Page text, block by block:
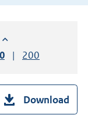
op:
aflopend
pagina
per pagina
resultaten per
Toon
200
Download